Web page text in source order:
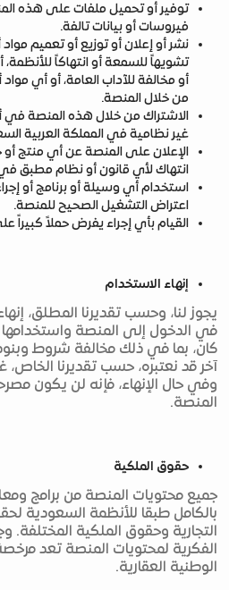
توفير أو تحميل ملفات على هذه
فيروسات أو بيانات تالفة.
نشر أو إعلان أو توزيع أو تعميم
تشويهاً للسمعة أو انتهاكاً للأنظمة،
أو مخالفة للآداب العامة، أو أي
من خلال المنصة.
الاشتراك من خلال هذه المنصة
غير نظامية في المملكة العربية
الإعلان على المنصة عن أي منتج
انتهاك لأي قانون أو نظام مطبق
استخدام أي وسيلة أو برنامج أو
اعتراض التشغيل الصحيح للمنصة.
القيام بأي إجراء يفرض حملاً كبيراً
إنهاء الاستخدام
يجوز لنا، وحسب تقديرنا المطلق،
في الدخول إلى المنصة
كان، بما في ذلك مخالفة شروط
آخر قد نعتبره، حسب تقديرنا الخاص،
وفي حال الإنهاء، فإنه لن يكون
المنصة.
حقوق الملكية
جميع محتويات المنصة من برامج
بالكامل طبقا للأنظمة السعودية
التجارية وحقوق الملكية المختلفة.
الفكرية لمحتويات المنصة تعد
الوطنية العقارية.